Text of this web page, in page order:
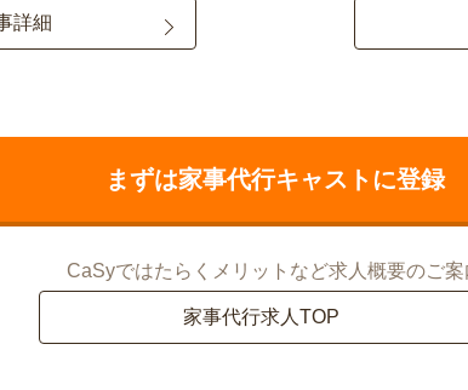
詳細
まずは家事代行キャストに登録
CaSyではたらくメリットなど求人概要のご案
家事代行求人TOP